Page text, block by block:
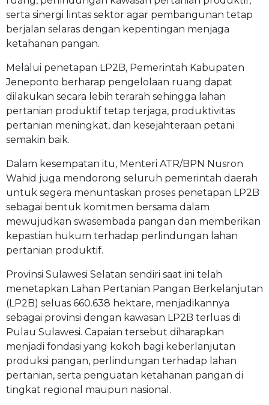
serta sinergi lintas sektor agar pembangunan tetap
berjalan selaras dengan kepentingan menjaga
ketahanan pangan.
Melalui penetapan LP2B, Pemerintah Kabupaten
Jeneponto berharap pengelolaan ruang dapat
dilakukan secara lebih terarah sehingga lahan
pertanian produktif tetap terjaga, produktivitas
pertanian meningkat, dan kesejahteraan petani
semakin baik.
Dalam kesempatan itu, Menteri ATR/BPN Nusron
Wahid juga mendorong seluruh pemerintah daerah
untuk segera menuntaskan proses penetapan LP2B
sebagai bentuk komitmen bersama dalam
mewujudkan swasembada pangan dan memberikan
kepastian hukum terhadap perlindungan lahan
pertanian produktif.
Provinsi Sulawesi Selatan sendiri saat ini telah
menetapkan Lahan Pertanian Pangan Berkelanjutan
(LP2B) seluas 660.638 hektare, menjadikannya
sebagai provinsi dengan kawasan LP2B terluas di
Pulau Sulawesi. Capaian tersebut diharapkan
menjadi fondasi yang kokoh bagi keberlanjutan
produksi pangan, perlindungan terhadap lahan
pertanian, serta penguatan ketahanan pangan di
tingkat regional maupun nasional.